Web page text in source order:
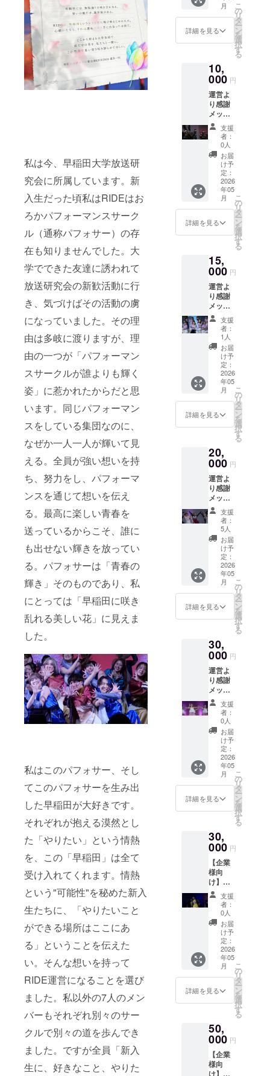
私は今、早稲田大学放送研
究会に所属しています。新
入生だった頃私はRIDEはお
ろかパフォーマンスサーク
ル（通称パフォサー）の存
在も知りませんでした。大
学でできた友達に誘われて
放送研究会の新歓活動に行
き、気づけばその活動の虜
になっていました。その理
由は多岐に渡りますが、理
由の一つが「パフォーマン
スサークルが誰よりも輝く
姿」に惹かれたからだと思
います。同じパフォーマン
スをしている集団なのに、
なぜか一人一人が輝いて見
える。全員が強い想いを持
ち、努力をし、パフォーマ
ンスを通じて想いを伝え
る。最高に楽しい青春を
送っているからこそ、誰に
も出せない輝きを放ってい
る。パフォサーは「青春の
輝き」そのものであり、私
にとっては「早稲田に咲き
乱れる美しい花」に見えま
した。
私はこのパフォサー、そし
てこのパフォサーを生み出
した早稲田が大好きです。
それぞれが抱える漠然とし
た「やりたい」という情熱
を、この「早稲田」は全て
受け入れてくれます。情熱
という"可能性"を秘めた新入
生たちに、「やりたいこと
ができる場所はここにあ
る」ということを伝えた
い。そんな想いを持って
RIDE運営になることを選び
ました。私以外の7人のメン
バーもそれぞれ別々のサー
クルで別々の道を歩んでき
ました。ですが全員「新入
生に、好きなこと、やりた
りしま
す）＋
エンド
ロール
名前掲
SNS名
前掲載
※３０
秒〜１
分程
度、
メール
にて動
画URL
をお送
りしま
す ※必
ず備考
欄に掲
載を希
望され
るお名
※SNSア
カウン
トが存
続する
限り、
可能な
範囲で
掲載を
継続い
たしま
す。必
ず備考
欄に掲
載を希
望され
るお名
前をご
月
詳細を見る
こ
の
リ
タ
ー
ン
を
選
択
す
る
10,
000 円
運営よ
り感謝
メッ
セージ
動画＋
エンド
ロール
名前掲
載＋
SNS名
前掲載
＋公演
オリジ
ナルス
テッ
カー ※
秒〜１
分程
度、
メール
にて動
画URL
をお送
りしま
す ※必
ず備考
欄に掲
載を希
望され
るお名
前をご
記入く
ださい
※SNSア
続する
限り、
可能な
範囲で
掲載を
継続い
たしま
す。必
ず備考
欄に掲
載を希
望され
るお名
前をご
記入く
ださ
い。 ※
は未定
です。
支援
者：
0人
お届
け予
定：
2026
年05
月
詳細を見る
こ
の
リ
タ
ー
ン
を
選
択
す
る
15,
000 円
運営よ
り感謝
メッ
セージ
動画＋
エンド
ロール
名前掲
載＋
SNS名
前掲載
＋公演
オリジ
ナルス
テッ
カー＋T
※３０
秒〜１
分程
度、
メール
にて動
画URL
をお送
りしま
す。 ※
必ず備
考欄に
掲載を
希望さ
れるお
名前を
ご記入
カウン
トが存
続する
限り、
可能な
範囲で
掲載を
継続い
たしま
す。必
ず備考
欄に掲
載を希
望され
るお名
前をご
記入く
カーの
サイズ
は未定
です。
※Tシャ
ツのサ
イズはS
/ M / L /
XLから
お選び
くださ
い。カ
ラーは
ブラッ
クのみ
ます。
支援
者：
1人
お届
け予
定：
2026
年05
月
詳細を見る
こ
の
リ
タ
ー
ン
を
選
択
す
る
20,
000 円
運営よ
り感謝
メッ
セージ
動画＋
エンド
ロール
名前掲
載＋
SNS名
前掲載
＋公演
オリジ
ナルス
テッ
カー＋T
＋前方
チケッ
ト ＋出
演団体
より感
謝メッ
セージ
動画 ※
運営か
らの動
画につ
いては
３０
秒〜１
分程
度、
メール
りしま
す。 ※
必ず備
考欄に
掲載を
希望さ
れるお
名前を
ご記入
くださ
い。
※SNSア
カウン
トが存
続する
限り、
可能な
たしま
す。必
ず備考
欄に掲
載を希
支援
者：
5人
お届
け予
定：
2026
年05
月
詳細を見る
こ
の
リ
タ
ー
ン
を
選
択
す
る
30,
000 円
運営よ
り感謝
メッ
セージ
動画＋
エンド
ロール
名前掲
載＋公
演オリ
ジナル
ステッ
カー＋T
シャツ
（希望
出演団
ン付
き）＋
前方チ
ケット
＋出演
団体よ
り感謝
メッ
セージ
動画＋
ウェッ
トパン
営から
の動画
につい
度、
メール
にて動
画URL
をお送
支援
者：
0人
お届
け予
定：
2026
年05
月
詳細を見る
こ
の
リ
タ
ー
ン
を
選
択
す
る
30,
000 円
【企業
様向
け】来
場者に
ビラ配
布＋
SNS広
告投稿
＋エン
ドロー
ル企業
名掲載
（必ず
備考欄
に掲載
を希望
お名前
をご記
入くだ
さい）
※ビラデ
支援
者：
0人
お届
け予
定：
2026
年05
月
詳細を見る
こ
の
リ
タ
ー
ン
を
選
択
す
る
50,
000 円
【企業
様向
け】来